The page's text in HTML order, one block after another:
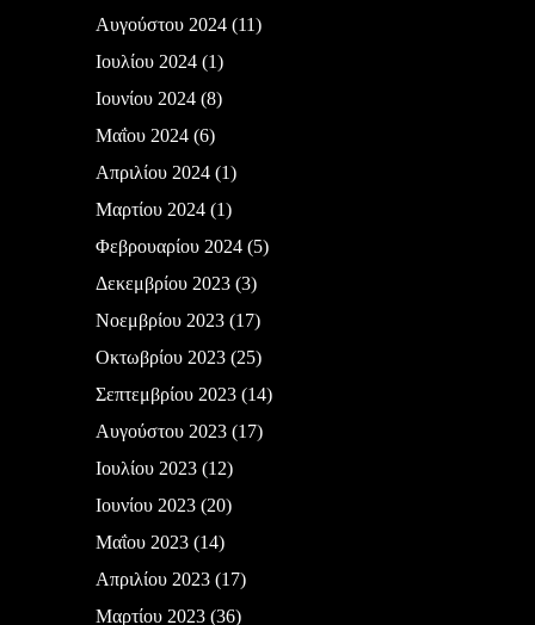
Αυγούστου 2024(11)
Ιουλίου 2024(1)
Ιουνίου 2024(8)
Μαΐου 2024(6)
Απριλίου 2024(1)
Μαρτίου 2024(1)
Φεβρουαρίου 2024(5)
Δεκεμβρίου 2023(3)
Νοεμβρίου 2023(17)
Οκτωβρίου 2023(25)
Σεπτεμβρίου 2023(14)
Αυγούστου 2023(17)
Ιουλίου 2023(12)
Ιουνίου 2023(20)
Μαΐου 2023(14)
Απριλίου 2023(17)
Μαρτίου 2023(36)